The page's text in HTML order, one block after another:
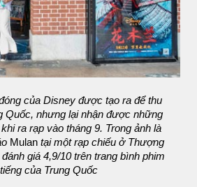
của Disney được tạo ra để thu
Quốc, nhưng lại nhận được những
ra rạp vào tháng 9. Trong ảnh là
Mulan tại một rạp chiếu ở Thượng
giá 4,9/10 trên trang bình phim
của Trung Quốc